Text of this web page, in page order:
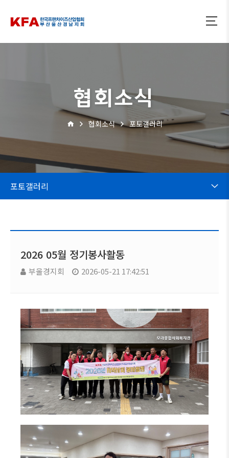
협회소식
협회소식 포토갤러리
포토갤러리
2026 05월 정기봉사활동
부울경지회 2026-05-21 17:42:51